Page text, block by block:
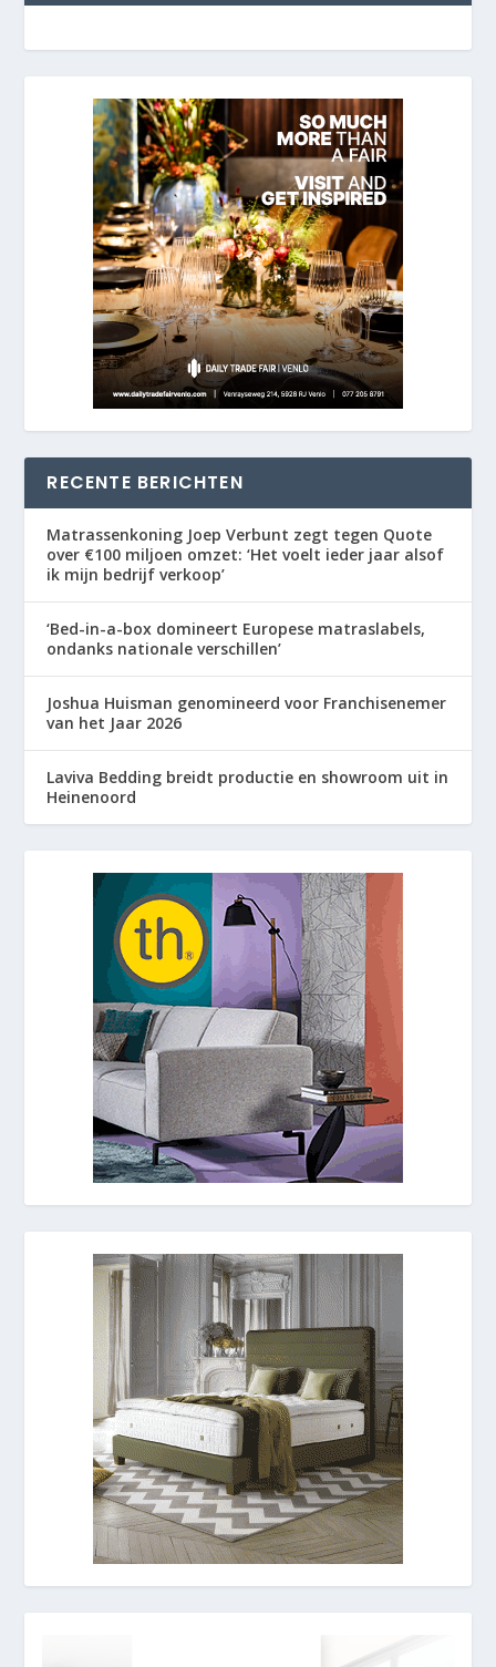
RECENTE BERICHTEN
Matrassenkoning Joep Verbunt zegt tegen Quote
over €100 miljoen omzet: ‘Het voelt ieder jaar alsof
ik mijn bedrijf verkoop’
‘Bed-in-a-box domineert Europese matraslabels,
ondanks nationale verschillen’
Joshua Huisman genomineerd voor Franchisenemer
van het Jaar 2026
Laviva Bedding breidt productie en showroom uit in
Heinenoord